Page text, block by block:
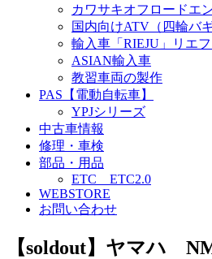
カワサキオフロードエ
国内向けATV（四輪バ
輸入車「RIEJU」リエ
ASIAN輸入車
教習車両の製作
PAS【電動自転車】
YPJシリーズ
中古車情報
修理・車検
部品・用品
ETC ETC2.0
WEBSTORE
お問い合わせ
【soldout】ヤマハ